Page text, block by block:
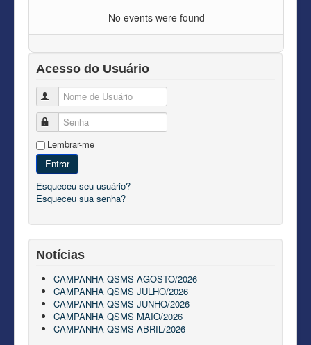
No events were found
Acesso do Usuário
Nome de Usuário
Senha
Lembrar-me
Entrar
Esqueceu seu usuário?
Esqueceu sua senha?
Notícias
CAMPANHA QSMS AGOSTO/2026
CAMPANHA QSMS JULHO/2026
CAMPANHA QSMS JUNHO/2026
CAMPANHA QSMS MAIO/2026
CAMPANHA QSMS ABRIL/2026